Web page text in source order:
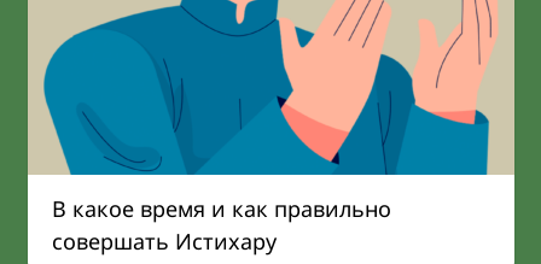
В какое время и как правильно
совершать Истихару